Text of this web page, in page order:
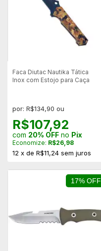
Faca Diutac Nautika Tática
Inox com Estojo para Caça
por: R$134,90 ou
R$107,92
com 20% OFF no Pix
Economize: R$26,98
12 x de R$11,24 sem juros
17% OFF